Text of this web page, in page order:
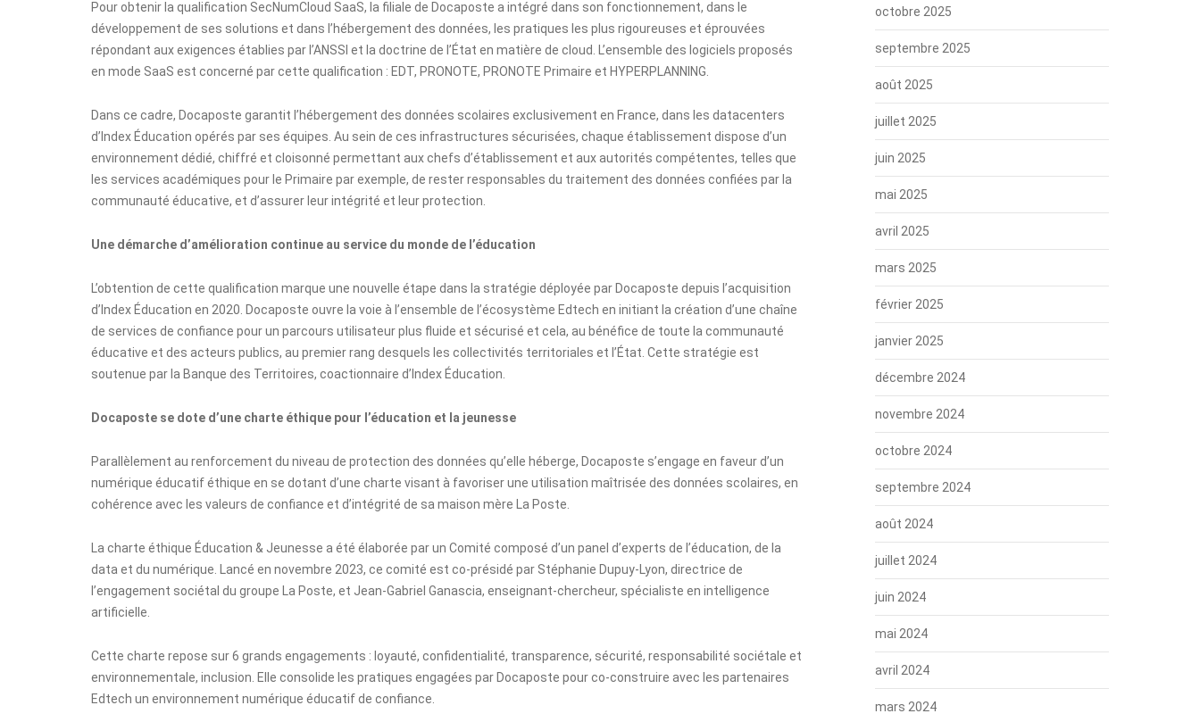
Pour obtenir la qualification SecNumCloud SaaS, la filiale de Docaposte a intégré dans son fonctionnement, dans le
développement de ses solutions et dans l’hébergement des données, les pratiques les plus rigoureuses et éprouvées
répondant aux exigences établies par l’ANSSI et la doctrine de l’État en matière de cloud. L’ensemble des logiciels proposés
en mode SaaS est concerné par cette qualification : EDT, PRONOTE, PRONOTE Primaire et HYPERPLANNING.
Dans ce cadre, Docaposte garantit l’hébergement des données scolaires exclusivement en France, dans les datacenters
d’Index Éducation opérés par ses équipes. Au sein de ces infrastructures sécurisées, chaque établissement dispose d’un
environnement dédié, chiffré et cloisonné permettant aux chefs d’établissement et aux autorités compétentes, telles que
les services académiques pour le Primaire par exemple, de rester responsables du traitement des données confiées par la
communauté éducative, et d’assurer leur intégrité et leur protection.
Une démarche d’amélioration continue au service du monde de l’éducation
L’obtention de cette qualification marque une nouvelle étape dans la stratégie déployée par Docaposte depuis l’acquisition
d’Index Éducation en 2020. Docaposte ouvre la voie à l’ensemble de l’écosystème Edtech en initiant la création d’une chaîne
de services de confiance pour un parcours utilisateur plus fluide et sécurisé et cela, au bénéfice de toute la communauté
éducative et des acteurs publics, au premier rang desquels les collectivités territoriales et l’État. Cette stratégie est
soutenue par la Banque des Territoires, coactionnaire d’Index Éducation.
Docaposte se dote d’une charte éthique pour l’éducation et la jeunesse
Parallèlement au renforcement du niveau de protection des données qu’elle héberge, Docaposte s’engage en faveur d’un
numérique éducatif éthique en se dotant d’une charte visant à favoriser une utilisation maîtrisée des données scolaires, en
cohérence avec les valeurs de confiance et d’intégrité de sa maison mère La Poste.
La charte éthique Éducation & Jeunesse a été élaborée par un Comité composé d’un panel d’experts de l’éducation, de la
data et du numérique. Lancé en novembre 2023, ce comité est co-présidé par Stéphanie Dupuy-Lyon, directrice de
l’engagement sociétal du groupe La Poste, et Jean-Gabriel Ganascia, enseignant-chercheur, spécialiste en intelligence
artificielle.
Cette charte repose sur 6 grands engagements : loyauté, confidentialité, transparence, sécurité, responsabilité sociétale et
environnementale, inclusion. Elle consolide les pratiques engagées par Docaposte pour co-construire avec les partenaires
Edtech un environnement numérique éducatif de confiance.
octobre 2025
septembre 2025
août 2025
juillet 2025
juin 2025
mai 2025
avril 2025
mars 2025
février 2025
janvier 2025
décembre 2024
novembre 2024
octobre 2024
septembre 2024
août 2024
juillet 2024
juin 2024
mai 2024
avril 2024
mars 2024